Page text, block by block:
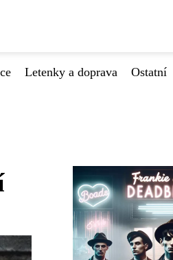
Letenky a doprava
Ostatní